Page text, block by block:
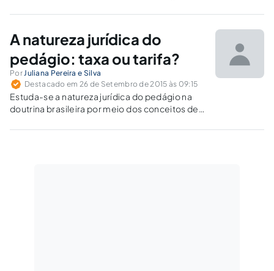
energia elétrica dos consumidores
Ceará.
A natureza jurídica do
pedágio: taxa ou tarifa?
PorJuliana Pereira e Silva
Destacado em 26 de Setembro de 2015 às 09:15
Estuda-se a natureza jurídica do pedágio na
doutrina brasileira por meio dos conceitos de